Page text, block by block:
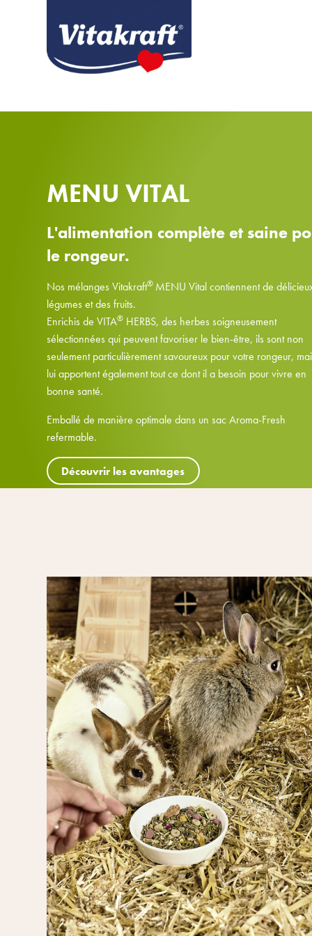
MENU VITAL
L'alimentation complète et saine
le rongeur.
Nos mélanges Vitakraft® MENU Vital contiennent de
légumes et des fruits.
Enrichis de VITA® HERBS, des herbes soigneusement
sélectionnées qui peuvent favoriser le bien-être, ils sont non
seulement particulièrement savoureux pour votre rongeur,
lui apportent également tout ce dont il a besoin pour vivre en
bonne santé.
Emballé de manière optimale dans un sac Aroma-Fresh
refermable.
Découvrir les avantages